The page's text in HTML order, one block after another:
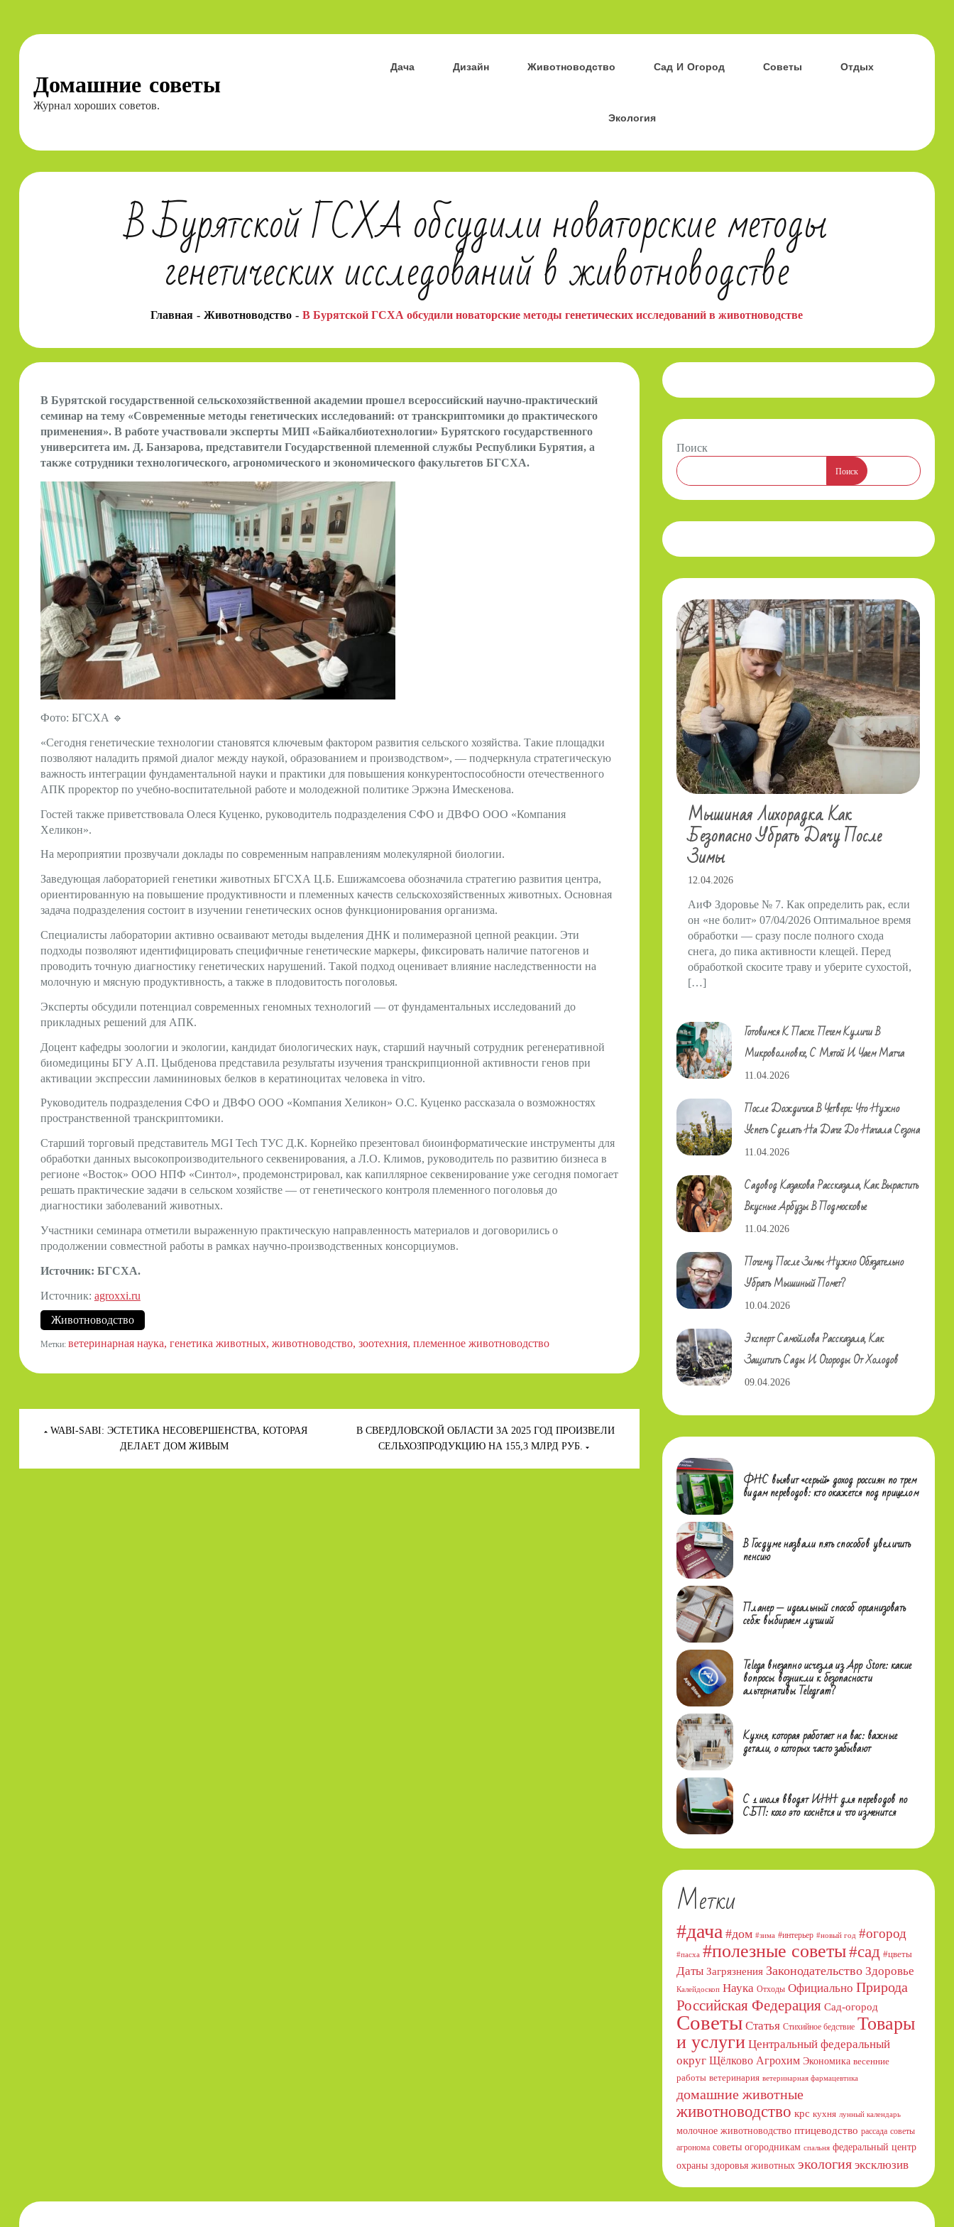
Перейти
Домашние советы
Журнал хороших советов.
Дача Дизайн Животноводство Сад И Огород Советы Отдых
Экология
В Бурятской ГСХА обсудили новаторские методы
генетических исследований в животноводстве
Главная Животноводство В Бурятской ГСХА обсудили новаторские методы генетических исследований в животноводстве
В Бурятской государственной сельскохозяйственной академии прошел всероссийский научно-практический
семинар на тему «Современные методы генетических исследований: от транскриптомики до практического
применения». В работе участвовали эксперты МИП «Байкалбиотехнологии» Бурятского государственного
университета им. Д. Банзарова, представители Государственной племенной службы Республики Бурятия, а
также сотрудники технологического, агрономического и экономического факультетов БГСХА.
Фото: БГСХА 🔹
«Сегодня генетические технологии становятся ключевым фактором развития сельского хозяйства. Такие площадки
позволяют наладить прямой диалог между наукой, образованием и производством», — подчеркнула стратегическую
важность интеграции фундаментальной науки и практики для повышения конкурентоспособности отечественного
АПК проректор по учебно-воспитательной работе и молодежной политике Эржэна Имескенова.
Гостей также приветствовала Олеся Куценко, руководитель подразделения СФО и ДВФО ООО «Компания
Хеликон».
На мероприятии прозвучали доклады по современным направлениям молекулярной биологии.
Заведующая лабораторией генетики животных БГСХА Ц.Б. Ешижамсоева обозначила стратегию развития центра,
ориентированную на повышение продуктивности и племенных качеств сельскохозяйственных животных. Основная
задача подразделения состоит в изучении генетических основ функционирования организма.
Специалисты лаборатории активно осваивают методы выделения ДНК и полимеразной цепной реакции. Эти
подходы позволяют идентифицировать специфичные генетические маркеры, фиксировать наличие патогенов и
проводить точную диагностику генетических нарушений. Такой подход оценивает влияние наследственности на
молочную и мясную продуктивность, а также в плодовитость поголовья.
Эксперты обсудили потенциал современных геномных технологий — от фундаментальных исследований до
прикладных решений для АПК.
Доцент кафедры зоологии и экологии, кандидат биологических наук, старший научный сотрудник регенеративной
биомедицины БГУ А.П. Цыбденова представила результаты изучения транскрипционной активности генов при
активации экспрессии ламининовых белков в кератиноцитах человека in vitro.
Руководитель подразделения СФО и ДВФО ООО «Компания Хеликон» О.С. Куценко рассказала о возможностях
пространственной транскриптомики.
Старший торговый представитель MGI Tech ТУС Д.К. Корнейко презентовал биоинформатические инструменты для
обработки данных высокопроизводительного секвенирования, а Л.О. Климов, руководитель по развитию бизнеса в
регионе «Восток» ООО НПФ «Синтол», продемонстрировал, как капиллярное секвенирование уже сегодня помогает
решать практические задачи в сельском хозяйстве — от генетического контроля племенного поголовья до
диагностики заболеваний животных.
Участники семинара отметили выраженную практическую направленность материалов и договорились о
продолжении совместной работы в рамках научно-производственных консорциумов.
Источник: БГСХА.
Источник: agroxxi.ru
Животноводство
Метки: ветеринарная наука генетика животных животноводство зоотехния племенное животноводство
Навигация
записям
WABI-SABI: ЭСТЕТИКА НЕСОВЕРШЕНСТВА, КОТОРАЯ
ДЕЛАЕТ ДОМ ЖИВЫМ
В СВЕРДЛОВСКОЙ ОБЛАСТИ ЗА 2025 ГОД ПРОИЗВЕЛИ
СЕЛЬХОЗПРОДУКЦИЮ НА 155,3 МЛРД РУБ.
Поиск
Поиск
Мышиная Лихорадка. Как
Безопасно Убрать Дачу После
Зимы
12.04.2026
АиФ Здоровье № 7. Как определить рак, если
он «не болит» 07/04/2026 Оптимальное время
обработки — сразу после полного схода
снега, до пика активности клещей. Перед
обработкой скосите траву и уберите сухостой,
[…]
Готовимся К Пасхе. Печем Куличи В
Микроволновке, С Мятой И Чаем Матча
11.04.2026
После Дождичка В Четверг: Что Нужно
Успеть Сделать На Даче До Начала Сезона
11.04.2026
Садовод Казакова Рассказала, Как Вырастить
Вкусные Арбузы В Подмосковье
11.04.2026
Почему После Зимы Нужно Обязательно
Убрать Мышиный Помет?
10.04.2026
Эксперт Самойлова Рассказала, Как
Защитить Сады И Огороды От Холодов
09.04.2026
ФНС выявит «серый» доход россиян по трем
видам переводов: кто окажется под прицелом
В Госдуме назвали пять способов увеличить
пенсию
Планер — идеальный способ организовать
себя: выбираем лучший
Telega внезапно исчезла из App Store: какие
вопросы возникли к безопасности
альтернативы Telegram?
Кухня, которая работает на вас: важные
детали, о которых часто забывают
С 1 июля вводят ИНН для переводов по
СБП: кого это коснётся и что изменится
Метки
#дача #дом #зима #интерьер #новый год #огород
#пасха #полезные советы#сад #цветы
Даты Загрязнения Законодательство Здоровье
Калейдоскоп Наука Отходы Официально Природа
Российская Федерация Сад-огород
Советы Статья Стихийное бедствие Товары
и услуги Центральный федеральный
округ Щёлково Агрохим Экономика весенние
работы ветеринария ветеринарная фармацевтика
домашние животные
животноводство крс кухня лунный календарь
молочное животноводство птицеводство рассада советы
агронома советы огородникам спальня федеральный центр
охраны здоровья животных экология эксклюзив